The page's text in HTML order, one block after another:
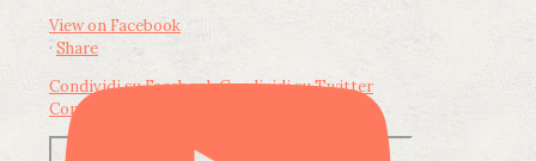
View on Facebook
· Share
Condividi su FacebookCondividi su Twitter
Condividi su LinkedIn